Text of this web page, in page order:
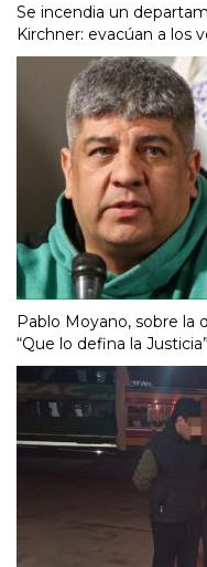
Se incendia un
Kirchner: evacúan a los
Pablo Moyano, sobre la
“Que lo defina la Justicia”